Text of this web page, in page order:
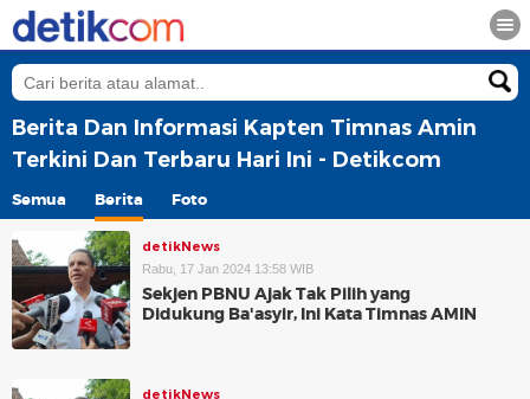
Berita Dan Informasi Kapten Timnas Amin
Terkini Dan Terbaru Hari Ini - Detikcom
Semua Berita Foto
detikNews
Rabu, 17 Jan 2024 13:58 WIB
Sekjen PBNU Ajak Tak Pilih yang
Didukung Ba'asyir, Ini Kata Timnas AMIN
detikNews